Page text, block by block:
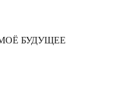
БУДУЩЕЕ